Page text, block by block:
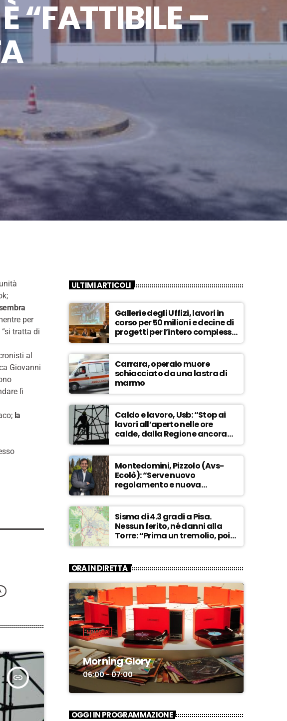
“FATTIBILE –
per
tratta di
al
Giovanni
lì
la
insert_link
ULTIMI ARTICOLI
Gallerie degli Uffizi, lavori in
corso per 50 milioni e decine di
progetti per l’intero complesso
museale – ASCOLTA
Carrara, operaio muore
schiacciato da una lastra di
marmo
Caldo e lavoro, Usb: “Stop ai
lavori all’aperto nelle ore
calde, dalla Regione ancora
nessuna risposta” – ASCOLTA
Montedomini, Pizzolo (Avs-
Ecolò): “Serve nuovo
regolamento e nuova
governance. La vecchia
dirigenza inadatta a guidare
la svolta” – ASCOLTA
Sisma di 4.3 gradi a Pisa.
Nessun ferito, né danni alla
Torre: “Prima un tremolio, poi
due scosse forti di 3/4 secondi”
ORA IN DIRETTA
MUSICA
Morning Glory
06:00 - 07:00
OGGI IN PROGRAMMAZIONE